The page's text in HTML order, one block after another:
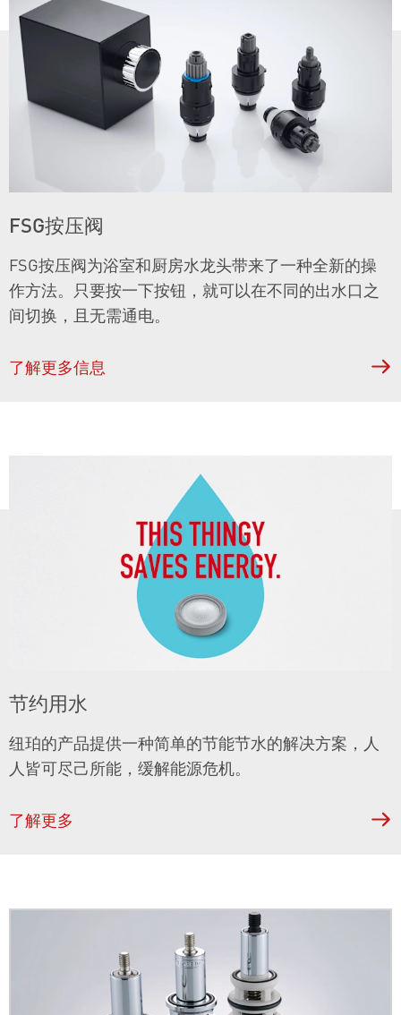
FSG按压阀
FSG按压阀为浴室和厨房水龙头带来了一种全新的操
作方法。只要按一下按钮，就可以在不同的出水口之
间切换，且无需通电。
了解更多信息
节约用水
纽珀的产品提供一种简单的节能节水的解决方案，人
人皆可尽己所能，缓解能源危机。
了解更多